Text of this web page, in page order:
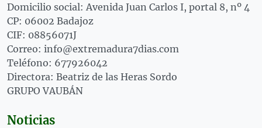
Domicilio social: Avenida Juan Carlos I, portal 8, nº 4
CP: 06002 Badajoz
CIF: 08856071J
Correo: info@extremadura7dias.com
Teléfono: 677926042
Directora: Beatriz de las Heras Sordo
GRUPO VAUBÁN
Noticias